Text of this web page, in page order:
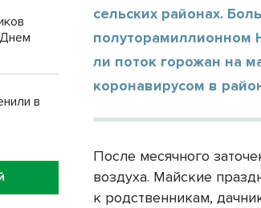
сельских районах.
полуторамиллионном
ли поток горожан на
коронавирусом в
После месячного
воздуха. Майские
к родственникам,
в